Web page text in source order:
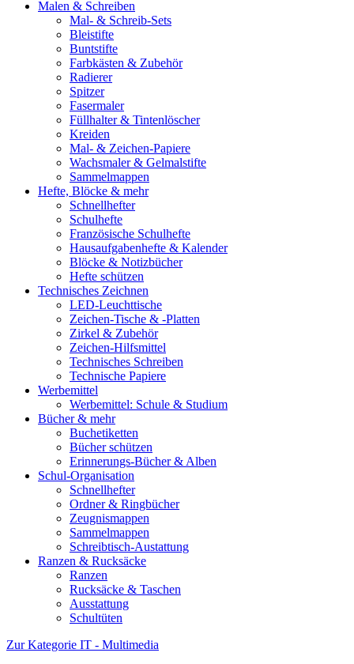
Malen & Schreiben
Mal- & Schreib-Sets
Bleistifte
Buntstifte
Farbkästen & Zubehör
Radierer
Spitzer
Fasermaler
Füllhalter & Tintenlöscher
Kreiden
Mal- & Zeichen-Papiere
Wachsmaler & Gelmalstifte
Sammelmappen
Hefte, Blöcke & mehr
Schnellhefter
Schulhefte
Französische Schulhefte
Hausaufgabenhefte & Kalender
Blöcke & Notizbücher
Hefte schützen
Technisches Zeichnen
LED-Leuchttische
Zeichen-Tische & -Platten
Zirkel & Zubehör
Zeichen-Hilfsmittel
Technisches Schreiben
Technische Papiere
Werbemittel
Werbemittel: Schule & Studium
Bücher & mehr
Buchetiketten
Bücher schützen
Erinnerungs-Bücher & Alben
Schul-Organisation
Schnellhefter
Ordner & Ringbücher
Zeugnismappen
Sammelmappen
Schreibtisch-Austattung
Ranzen & Rucksäcke
Ranzen
Rucksäcke & Taschen
Ausstattung
Schultüten
Zur Kategorie IT - Multimedia